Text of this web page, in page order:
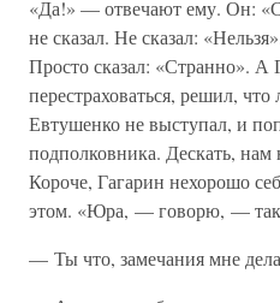
«Да!» — отвечают ему. Он:
не сказал. Не сказал:
Просто сказал: «Странно». А
перестраховаться, решил,
Евтушенко не выступал, и
подполковника. Дескать,
Короче, Гагарин нехорошо
этом. «Юра, — говорю, —
— Ты что, замечания мне